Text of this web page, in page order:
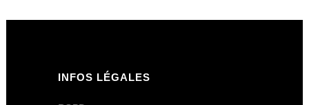
INFOS LÉGALES